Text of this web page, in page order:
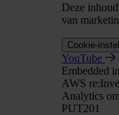
Deze
van
Cookie-
YouTube
Embedded
AWS
Analytics
PUT201